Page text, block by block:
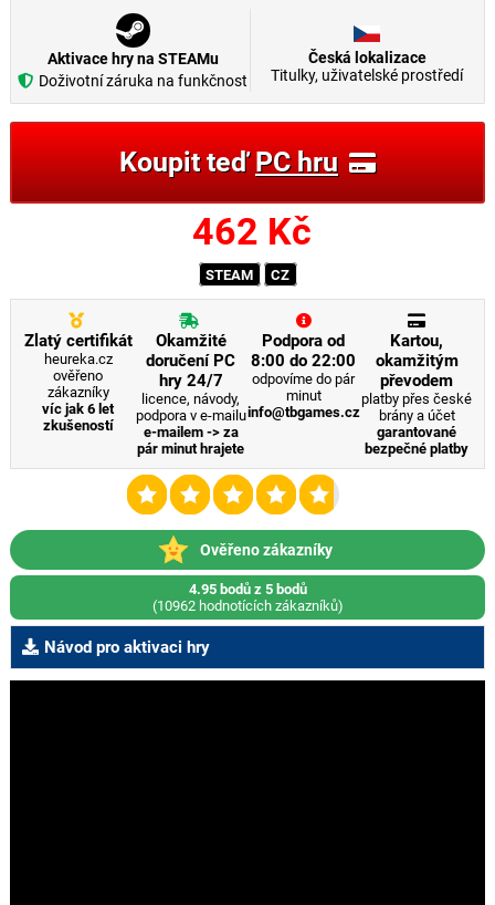
Aktivace hry na STEAMu
Doživotní záruka na funkčnost
Česká lokalizace
Titulky, uživatelské prostředí
Koupit teďPC hru
462 Kč
STEAM CZ
Zlatý certifikát
heureka.cz
ověřeno
zákazníky
víc jak 6 let
zkušeností
Okamžité
doručení PC
hry 24/7
licence, návody,
podpora v e-mailu
e-mailem -> za
pár minut hrajete
Podpora od
8:00 do 22:00
odpovíme do pár
minut
info@tbgames.cz
Kartou,
okamžitým
převodem
platby přes české
brány a účet
garantované
bezpečné platby
Ověřeno zákazníky
4.95 bodů z 5 bodů
(10962 hodnotících zákazníků)
Návod pro aktivaci hry